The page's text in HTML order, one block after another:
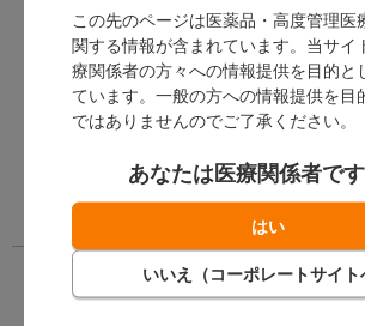
この先のページは医薬品・高度管理医
関する情報が含まれています。当サイ
療関係者の方々への情報提供を目的と
ています。一般の方への情報提供を目
ではありませんのでご了承ください。
あなたは医療関係者で
会員限定コンテンツ
のご利用は、会員登
が必要です。
会員の方は、ログイ
会員
のご
録が
会員の
い。